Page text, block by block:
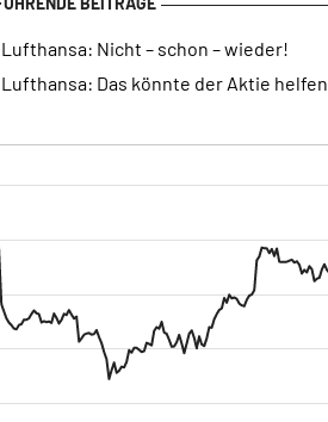
Lufthansa: Nicht – schon – wieder!
Lufthansa: Das könnte der Aktie helfen